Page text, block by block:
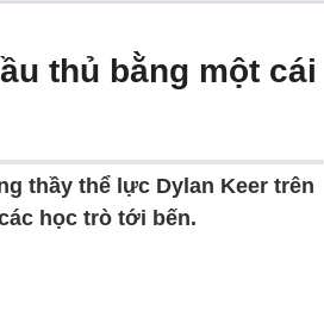
thủ bằng một cái
thầy thể lực Dylan Keer trên
học trò tới bến.